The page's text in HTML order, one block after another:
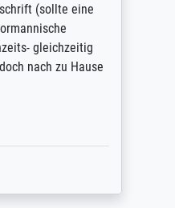
(sollte eine
gleichzeitig
nach zu Hause